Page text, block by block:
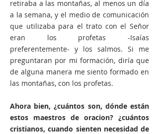
retiraba a las montañas, al menos un día
a la semana, y el medio de comunicación
que utilizaba para el trato con el Señor
eran los profetas -Isaías
preferentemente- y los salmos. Si me
preguntaran por mi formación, diría que
de alguna manera me siento formado en
las montañas, con los profetas.
Ahora bien, ¿cuántos son, dónde están
estos maestros de oracion? ¿cuántos
cristianos, cuando sienten necesidad de